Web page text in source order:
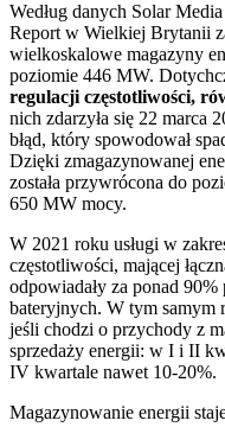
Według danych Solar
Report w Wielkiej Brytanii
wielkoskalowe magazyny
poziomie 446 MW.
regulacji częstotliwości,
nich zdarzyła się 22 marca
błąd, który spowodował
Dzięki zmagazynowanej
została przywrócona do
650 MW mocy.
W 2021 roku usługi w
częstotliwości, mającej
odpowiadały za ponad
bateryjnych. W tym samym
jeśli chodzi o przychody z
sprzedaży energii: w I i II
IV kwartale nawet 10-20%.
Magazynowanie energii